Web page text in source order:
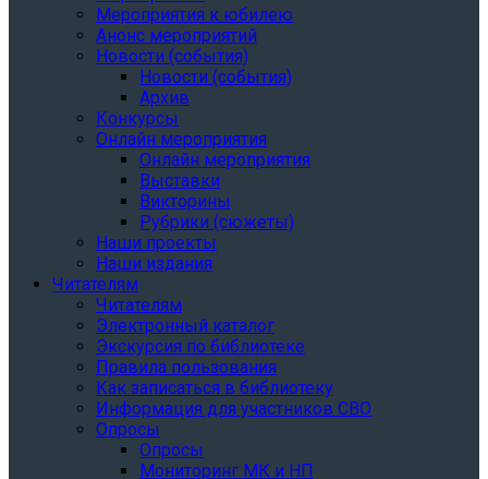
Мероприятия к юбилею
Анонс мероприятий
Новости (события)
Новости (события)
Архив
Конкурсы
Онлайн мероприятия
Онлайн мероприятия
Выставки
Викторины
Рубрики (сюжеты)
Наши проекты
Наши издания
Читателям
Читателям
Электронный каталог
Экскурсия по библиотеке
Правила пользования
Как записаться в библиотеку
Информация для участников СВО
Опросы
Опросы
Мониторинг МК и НП